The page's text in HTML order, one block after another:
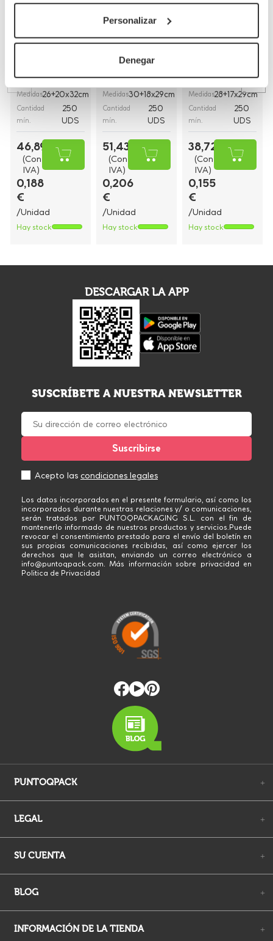
Personalizar
Denegar
planas
ReferenciaBP8
Medidas26+20x32cm
Cantidad
mín.
250
UDS
46,89 €
(Con
IVA)
0,188
€
/Unidad
Hay stock
blancas con asa
rizada
ReferenciaBP16BCO
Medidas30+18x29cm
Cantidad
mín.
250
UDS
51,43 €
(Con
IVA)
0,206
€
/Unidad
Hay stock
plana
ReferenciaBP9BCO
Medidas28+17x29cm
Cantidad
mín.
250
UDS
38,72 €
(Con
IVA)
0,155
€
/Unidad
Hay stock
DESCARGAR LA APP
SUSCRÍBETE A NUESTRA NEWSLETTER
Acepto las condiciones legales
Los datos incorporados en el presente formulario, así como los
incorporados durante nuestras relaciones y/ o comunicaciones,
serán tratados por PUNTOQPACKAGING S.L. con el fin de
mantenerlo informado de nuestros productos y servicios.Puede
revocar el consentimiento prestado para el envío del boletín en
sus propias comunicaciones recibidas, así como ejercer los
derechos que le asistan, enviando un correo electrónico a
info@puntoqpack.com. Más información sobre privacidad en
Politica de Privacidad
PUNTOQPACK +
LEGAL +
SU CUENTA +
BLOG +
INFORMACIÓN DE LA TIENDA +